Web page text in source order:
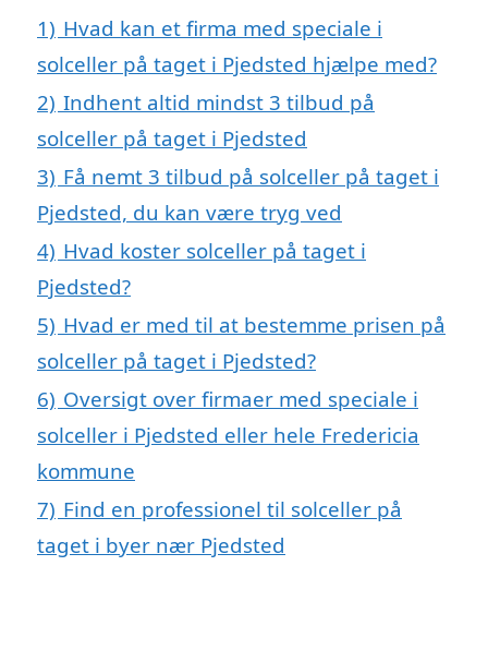
1) Hvad kan et firma med speciale i
solceller på taget i Pjedsted hjælpe med?
2) Indhent altid mindst 3 tilbud på
solceller på taget i Pjedsted
3) Få nemt 3 tilbud på solceller på taget i
Pjedsted, du kan være tryg ved
4) Hvad koster solceller på taget i
Pjedsted?
5) Hvad er med til at bestemme prisen på
solceller på taget i Pjedsted?
6) Oversigt over firmaer med speciale i
solceller i Pjedsted eller hele Fredericia
kommune
7) Find en professionel til solceller på
taget i byer nær Pjedsted